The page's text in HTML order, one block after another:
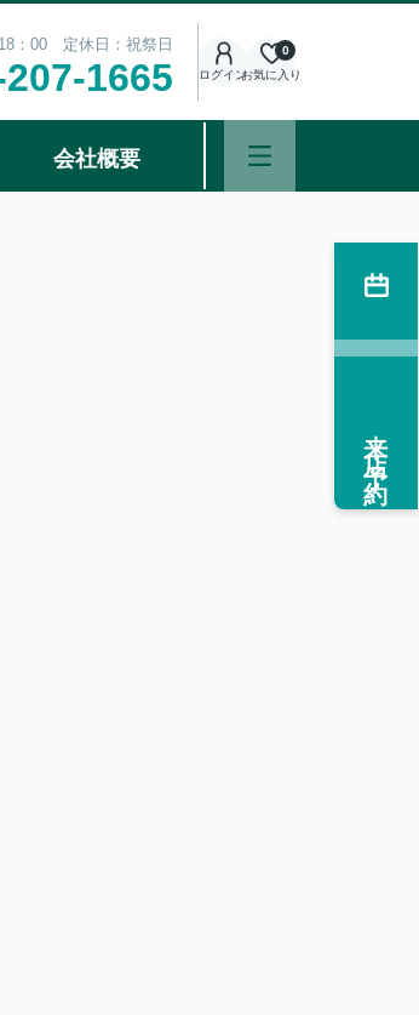
：00 定休日：祝祭日
1665 ログインお気に入り
0
会社概要
来店予約